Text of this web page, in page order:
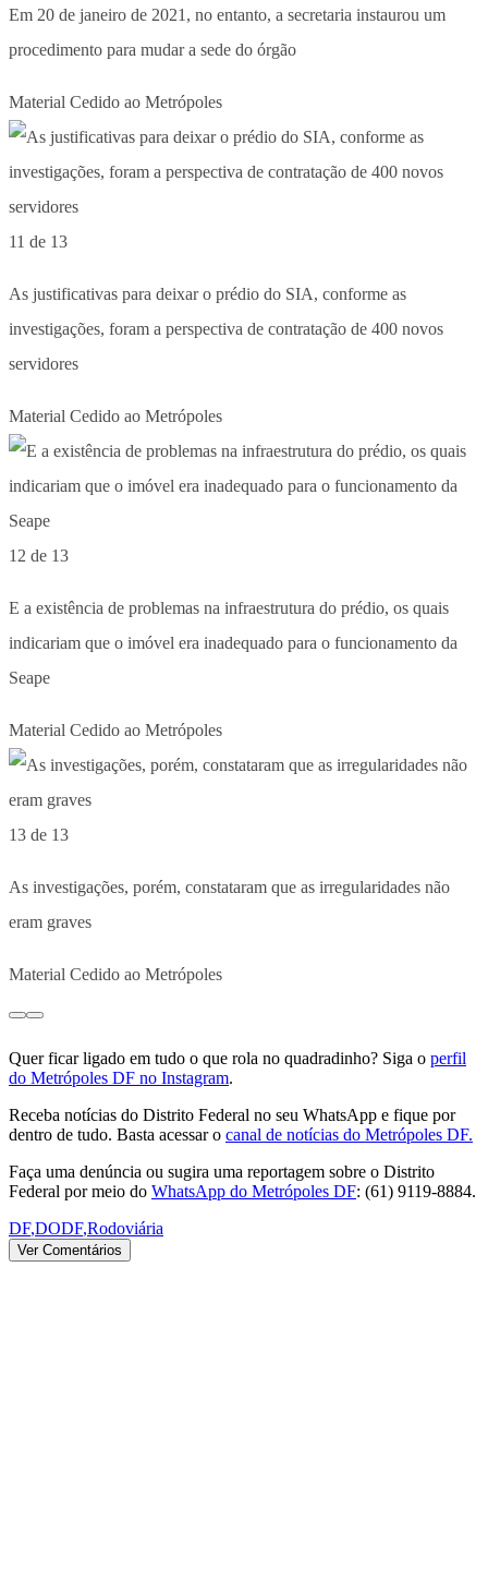
Em 20 de janeiro de 2021, no entanto, a secretaria instaurou um
procedimento para mudar a sede do órgão
Material Cedido ao Metrópoles
11 de 13
As justificativas para deixar o prédio do SIA, conforme as
investigações, foram a perspectiva de contratação de 400 novos
servidores
Material Cedido ao Metrópoles
12 de 13
E a existência de problemas na infraestrutura do prédio, os quais
indicariam que o imóvel era inadequado para o funcionamento da
Seape
Material Cedido ao Metrópoles
13 de 13
As investigações, porém, constataram que as irregularidades não
eram graves
Material Cedido ao Metrópoles
Quer ficar ligado em tudo o que rola no quadradinho? Siga o perfil
do Metrópoles DF no Instagram.
Receba notícias do Distrito Federal no seu WhatsApp e fique por
dentro de tudo. Basta acessar o canal de notícias do Metrópoles DF.
Faça uma denúncia ou sugira uma reportagem sobre o Distrito
Federal por meio do WhatsApp do Metrópoles DF: (61) 9119-8884.
DF,DODF,Rodoviária
Ver Comentários